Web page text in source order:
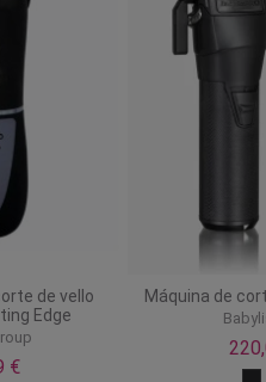
de vello
Edge
€
Máquina de